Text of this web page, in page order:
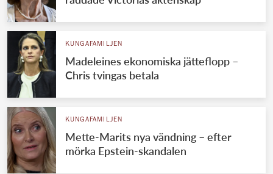
KUNGAFAMILJEN
Madeleines ekonomiska jätteflopp –
Chris tvingas betala
KUNGAFAMILJEN
Mette-Marits nya vändning – efter
mörka Epstein-skandalen